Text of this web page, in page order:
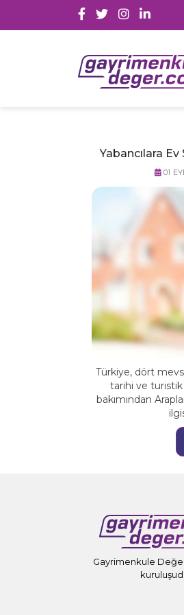
Yabancılara
01
Türkiye, dört
tarihi ve turistik
bakımından
Gayrimenkule